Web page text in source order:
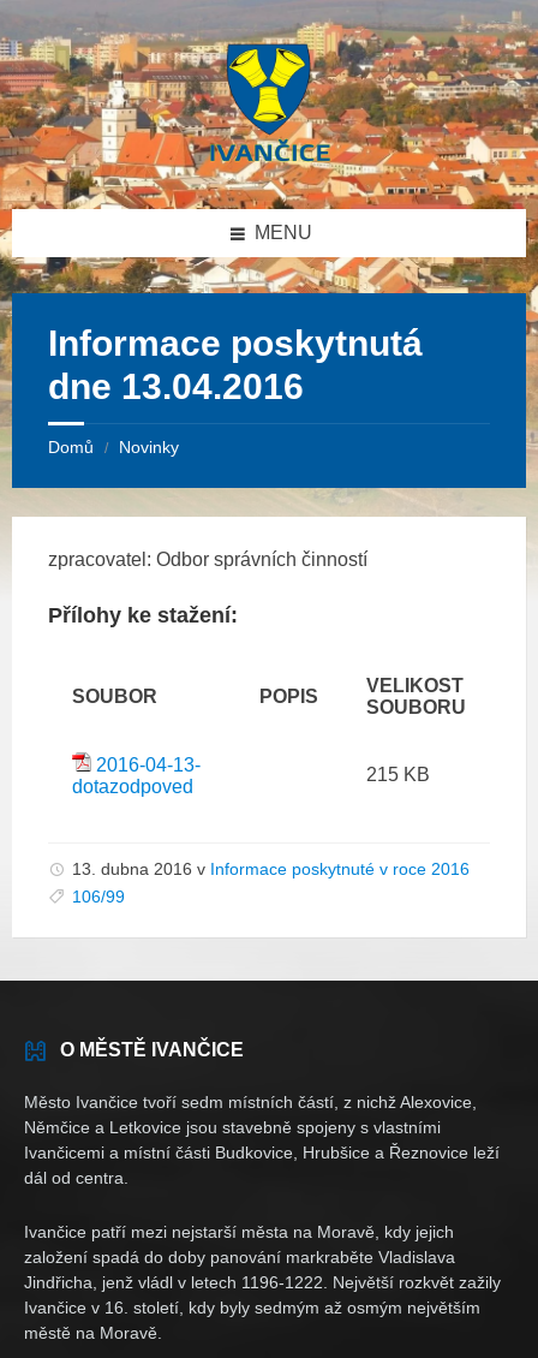
obsah
levý
panel
patičku
MENU
Informace poskytnutá
dne 13.04.2016
Domů / Novinky
zpracovatel: Odbor správních činností
Přílohy ke stažení:
SOUBOR POPIS
VELIKOST
SOUBORU
2016-04-13-
dotazodpoved
215 KB
13. dubna 2016 v Informace poskytnuté v roce 2016
106/99
O MĚSTĚ IVANČICE
Město Ivančice tvoří sedm místních částí, z nichž Alexovice,
Němčice a Letkovice jsou stavebně spojeny s vlastními
Ivančicemi a místní části Budkovice, Hrubšice a Řeznovice leží
dál od centra.
Ivančice patří mezi nejstarší města na Moravě, kdy jejich
založení spadá do doby panování markraběte Vladislava
Jindřicha, jenž vládl v letech 1196-1222. Největší rozkvět zažily
Ivančice v 16. století, kdy byly sedmým až osmým největším
městě na Moravě.